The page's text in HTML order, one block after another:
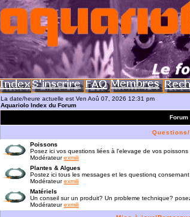
La date/heure actuelle est Ven Aoû 07, 2026 12:31 pm
Aquariolo Index du Forum
Forum
Poissons
Posez ici vos questions liées à l'elevage de vos poissons
Modérateurexmili
Plantes & Algues
Postez ici tous les messages et les questionq
Modérateurexmili
Matériels
Un conseil sur un produit? Un probleme technique?
Modérateurexmili